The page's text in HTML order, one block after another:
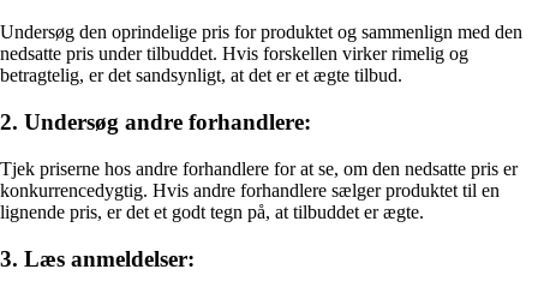
Undersøg den oprindelige pris for produktet og sammenlign med den
nedsatte pris under tilbuddet. Hvis forskellen virker rimelig og
betragtelig, er det sandsynligt, at det er et ægte tilbud.
2. Undersøg andre forhandlere:
Tjek priserne hos andre forhandlere for at se, om den nedsatte pris er
konkurrencedygtig. Hvis andre forhandlere sælger produktet til en
lignende pris, er det et godt tegn på, at tilbuddet er ægte.
3. Læs anmeldelser: